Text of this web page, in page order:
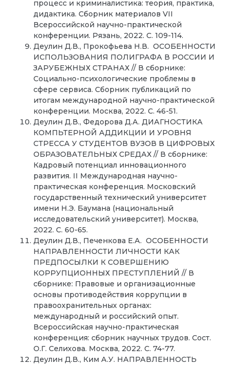
процесс и криминалистика: теория, практика,
дидактика. Сборник материалов VII
Всероссийской научно-практической
конференции. Рязань, 2022. С. 109-114.
Деулин Д.В., Прокофьева Н.В. ОСОБЕННОСТИ
ИСПОЛЬЗОВАНИЯ ПОЛИГРАФА В РОССИИ И
ЗАРУБЕЖНЫХ СТРАНАХ // В сборнике:
Социально-психологические проблемы в
сфере сервиса. Сборник публикаций по
итогам международной научно-практической
конференции. Москва, 2022. С. 46-51.
Деулин Д.В., Федорова Д.А. ДИАГНОСТИКА
КОМПЬТЕРНОЙ АДДИКЦИИ И УРОВНЯ
СТРЕССА У СТУДЕНТОВ ВУЗОВ В ЦИФРОВЫХ
ОБРАЗОВАТЕЛЬНЫХ СРЕДАХ // В сборнике:
Кадровый потенциал инновационного
развития. II Международная научно-
практическая конференция. Московский
государственный технический университет
имени Н.Э. Баумана (национальный
исследовательский университет). Москва,
2022. С. 60-65.
Деулин Д.В., Печенкова Е.А. ОСОБЕННОСТИ
НАПРАВЛЕННОСТИ ЛИЧНОСТИ КАК
ПРЕДПОСЫЛКИ К СОВЕРШЕНИЮ
КОРРУПЦИОННЫХ ПРЕСТУПЛЕНИЙ // В
сборнике: Правовые и организационные
основы противодействия коррупции в
правоохранительных органах:
международный и российский опыт.
Всероссийская научно-практическая
конференция: сборник научных трудов. Сост.
О.Г. Селихова. Москва, 2022. С. 74-77.
Деулин Д.В., Ким А.У. НАПРАВЛЕННОСТЬ